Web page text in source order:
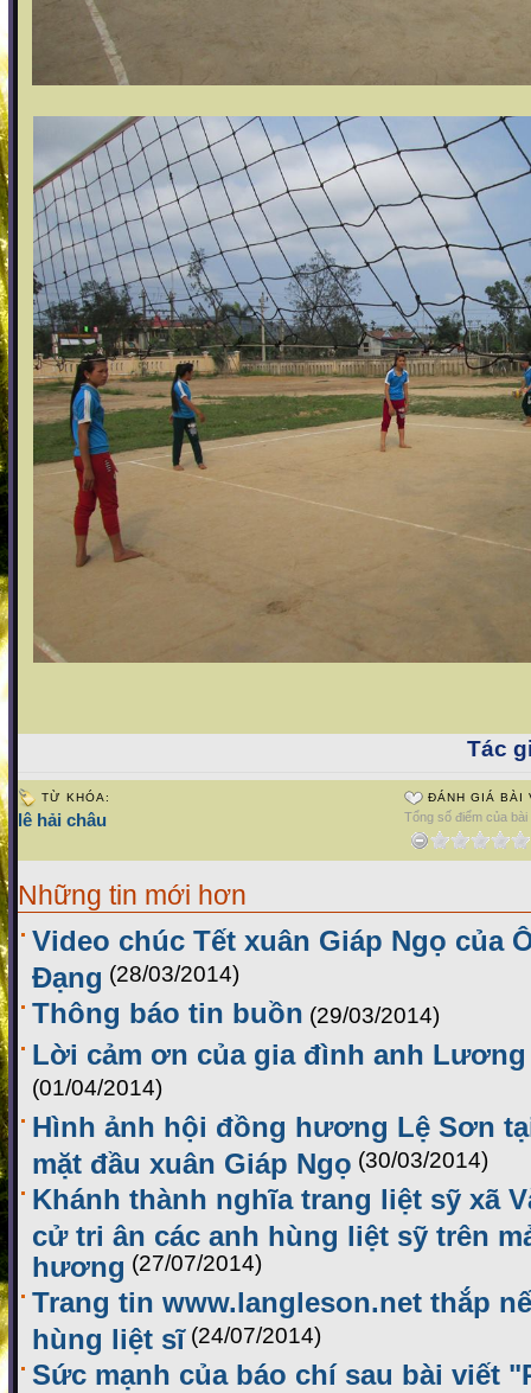
Tác
TỪ KHÓA:
lê hải châu
ĐÁNH GIÁ BÀI
Tổng số điểm của
Những tin mới hơn
Video chúc Tết xuân Giáp Ngọ của
Đạng (28/03/2014)
Thông báo tin buồn (29/03/2014)
Lời cảm ơn của gia đình anh Lương
(01/04/2014)
Hình ảnh hội đồng hương Lệ Sơn
mặt đầu xuân Giáp Ngọ (30/03/2014)
Khánh thành nghĩa trang liệt sỹ xã
cử tri ân các anh hùng liệt sỹ trên
hương (27/07/2014)
Trang tin www.langleson.net thắp
hùng liệt sĩ (24/07/2014)
Sức mạnh của báo chí sau bài viết